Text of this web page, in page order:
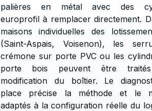
palières en métal avec des
europrofil à remplacer directement.
maisons individuelles des
(Saint-Aspais, Voisenon), les
crémone sur porte PVC ou les
porte bois peuvent être
modification du boîtier. Le
place précise la méthode et le
adaptés à la configuration réelle du